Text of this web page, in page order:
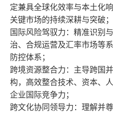
定兼具全球化效率与本土化
关键市场的持续深耕与突破；
国际风险驾驭力：精准识别
治、合规运营及汇率市场等
防控体系；
跨境资源整合力：主导跨国
构，高效整合技术、资本、
企业国际竞争力；
跨文化协同领导力：理解并